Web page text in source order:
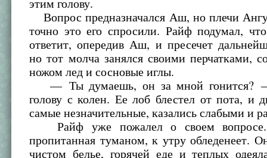
этим голову.
Вопрос предназначался Аш, но плечи
точно это его спросили. Райф подумал,
ответит, опередив Аш, и пресечет
но тот молча занялся своими перчатками,
ножом лед и сосновые иглы.
— Ты думаешь, он за мной гонится?
голову с колен. Ее лоб блестел от пота, и
самые незначительные, казались слабыми и
Райф уже пожалел о своем
пропитанная туманом, к утру обледенеет.
чистом белье, горячей еде и теплых